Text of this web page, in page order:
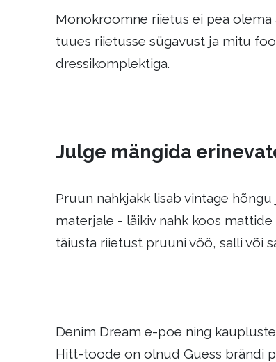
Monokroomne riietus ei pea
tuues riietusse sügavust ja mitu
dressikomplektiga.
Julge mängida
Pruun nahkjakk lisab vintage
materjale - läikiv nahk koos
täiusta riietust pruuni vöö, salli või
Denim Dream e-poe ning
Hitt-toode on olnud Guess brändi